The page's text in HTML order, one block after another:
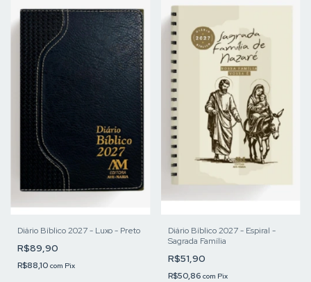
Diário Bíblico 2027 - Luxo - Preto
R$89,90
R$88,10 com Pix
Diário Bíblico 2027 - Espiral -
Sagrada Família
R$51,90
R$50,86 com Pix